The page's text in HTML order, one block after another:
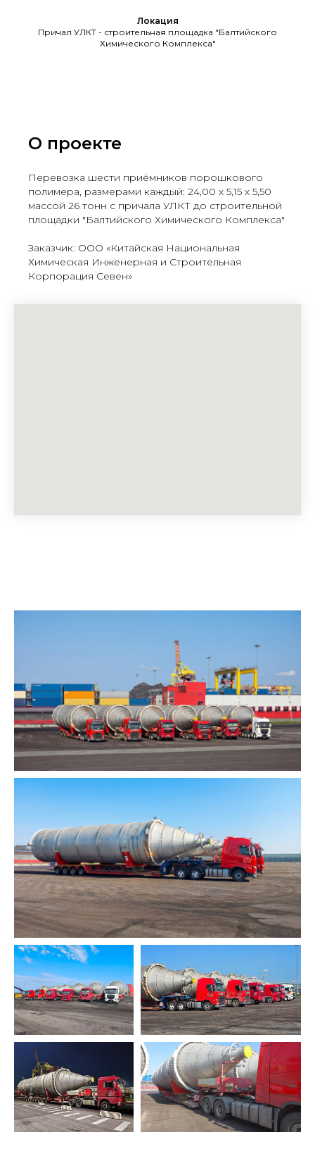
Локация
Причал УЛКТ - строительная площадка "Балтийского
Химического Комплекса"
О проекте
Перевозка шести приёмников порошкового
полимера, размерами каждый: 24,00 х 5,15 х 5,50
массой 26 тонн с причала УЛКТ до строительной
площадки "Балтийского Химического Комплекса"
Заказчик: ООО «Китайская Национальная
Химическая Инженерная и Строительная
Корпорация Севен»